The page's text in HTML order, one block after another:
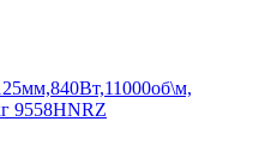
9558HNRZ